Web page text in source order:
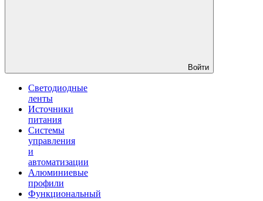
Войти
Светодиодные
ленты
Источники
питания
Системы
управления
и
автоматизации
Алюминиевые
профили
Функциональный